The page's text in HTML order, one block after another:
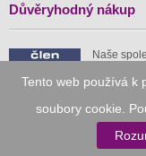
Tento web používá k
soubory cookie.
Důvěryhodný nákup
Naše